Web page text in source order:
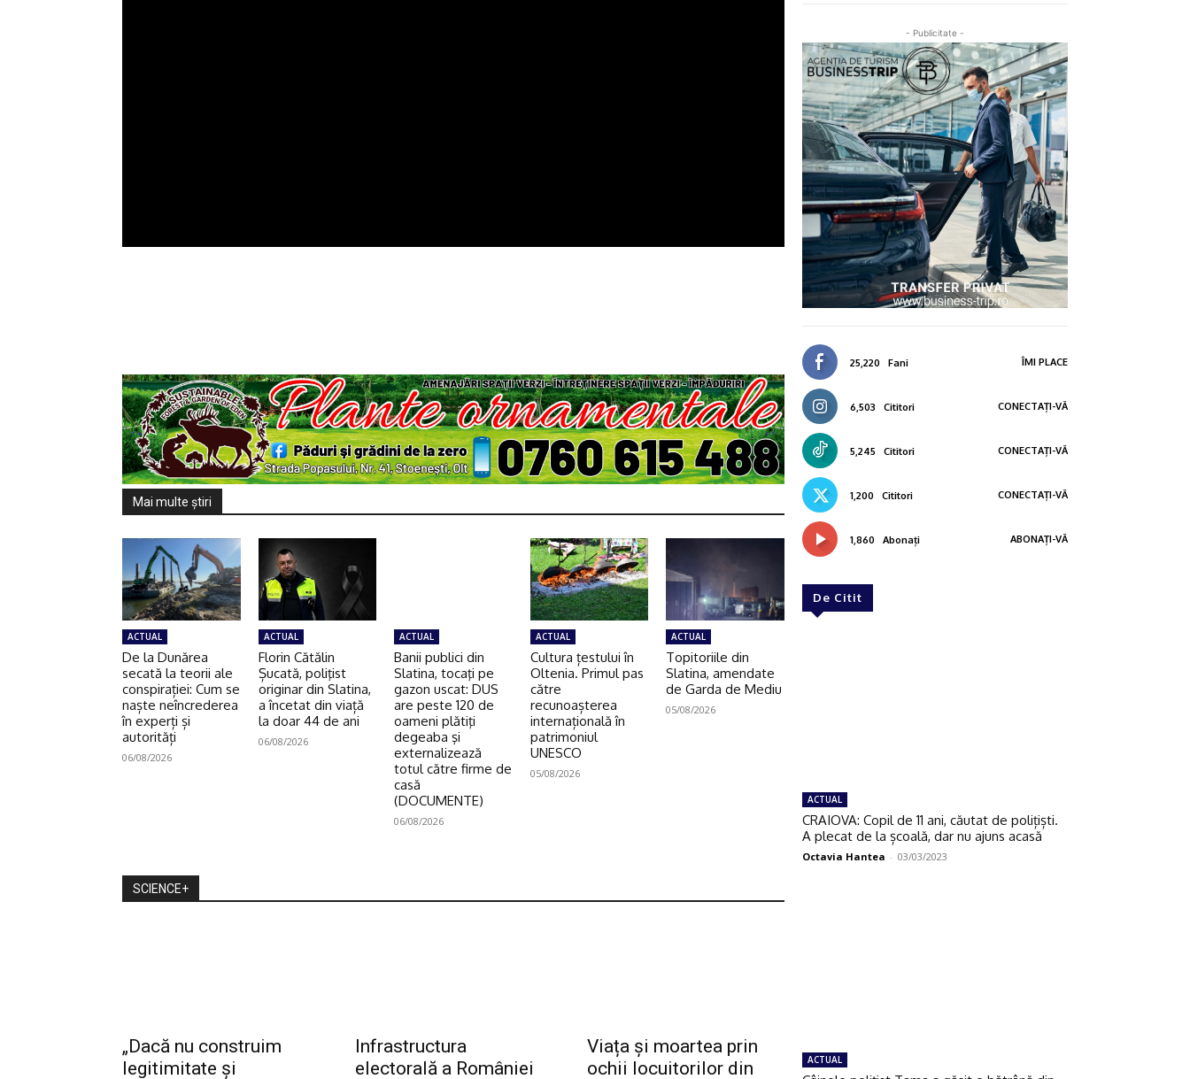
Mai multe ştiri
ACTUAL
De la Dunărea
secată la teorii ale
conspirației: Cum se
naște neîncrederea
în experți și
autorități
06/08/2026
ACTUAL
Florin Cătălin
Șucată, poliţist
originar din Slatina,
a încetat din viață
la doar 44 de ani
06/08/2026
ACTUAL
Banii publici din
Slatina, tocaţi pe
gazon uscat: DUS
are peste 120 de
oameni plătiţi
degeaba şi
externalizează
totul către firme de
casă
(DOCUMENTE)
06/08/2026
ACTUAL
Cultura țestului în
Oltenia. Primul pas
către
recunoașterea
internațională în
patrimoniul
UNESCO
05/08/2026
ACTUAL
Topitoriile din
Slatina, amendate
de Garda de Mediu
05/08/2026
SCIENCE+
„Dacă nu construim
legitimitate și
Infrastructura
electorală a României
Viața și moartea prin
ochii locuitorilor din
- Publicitate -
25,220 Fani ÎMI PLACE
6,503 Cititori CONECTAȚI-VĂ
5,245 Cititori CONECTAȚI-VĂ
1,200 Cititori CONECTAȚI-VĂ
1,860 Abonați ABONAȚI-VĂ
De Citit
ACTUAL
CRAIOVA: Copil de 11 ani, căutat de polițiști.
A plecat de la școală, dar nu ajuns acasă
Octavia Hantea - 03/03/2023
ACTUAL